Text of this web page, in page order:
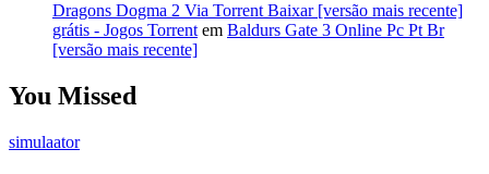
Dragons Dogma 2 Via Torrent Baixar [versão mais recente]
grátis - Jogos Torrent em Baldurs Gate 3 Online Pc Pt Br
[versão mais recente]
You Missed
simulaator